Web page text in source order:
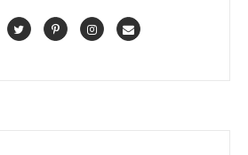
TwitterPinterestInstagramContact